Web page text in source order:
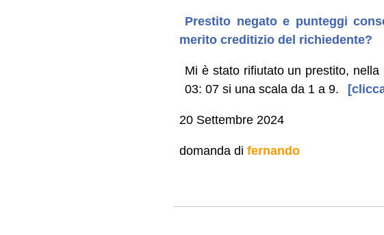
Prestito negato e punteggi
merito creditizio del richiedente?
Mi è stato rifiutato un prestito,
03: 07 si una scala da 1 a 9.
20 Settembre 2024
domanda di fernando